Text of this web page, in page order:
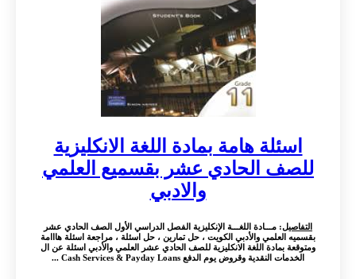
اسئلة هامة بمادة اللغة الانكليزية
للصف الحادي عشر بقسميع العلمي
والادبي
التفاصيل: مـــادة اللغـــة الإنكليزية الفصل الدراسي الأول الصف الحادي عشر
بقسميه العلمي والأدبي الكويت ، حل تمارين ، حل اسئلة ، مراجعة اسئلة هااامة
ومتوقعة بمادة اللغة الانكليزية للصف الحادي عشر العلمي والأدبي اسئلة عن ال
الخدمات النقدية وقروض يوم الدفع Cash Services & Payday Loans ...